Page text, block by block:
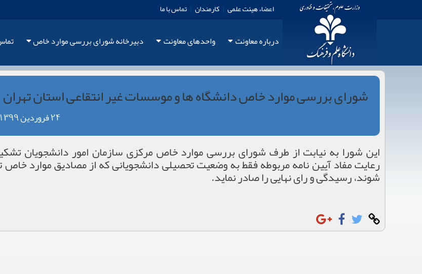
اعضاء هیئت علمی | کارمندان | تماس با ما
درباره معاونت واحدهای معاونت دبیرخانه شورای بررسی موارد خاص
شورای بررسی موارد خاص دانشگاه ها و موسسات غیر انتقاعی استان تهران
24 فروردین 1399 - 09:31
این شورا به نیابت از طرف شورای بررسی موارد خاص مرکزی سازمان امور دانشجویان
رعایت مفاد آیین نامه مربوطه فقط به وضعیت تحصیلی دانشجویانی که از مصادیق موارد
شوند، رسیدگی و رای نهایی را صادر نماید.